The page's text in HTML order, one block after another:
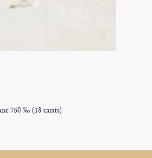
750 ‰ (18 carats)